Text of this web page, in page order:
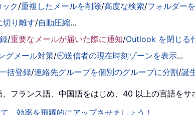
ク/重複したメールを削除/高度な検索/フォルダー
切り離す/自動圧縮...
/重要なメールが届いた際に通知/Outlook を閉じる
グメール対策/🕘送信者の現在時刻ゾーンを表示...
括登録/連絡先グループを個別のグループに分割/誕
フランス語、中国語をはじめ、40 以上の言語をサ
効率を飛躍的にアップさせましょう！